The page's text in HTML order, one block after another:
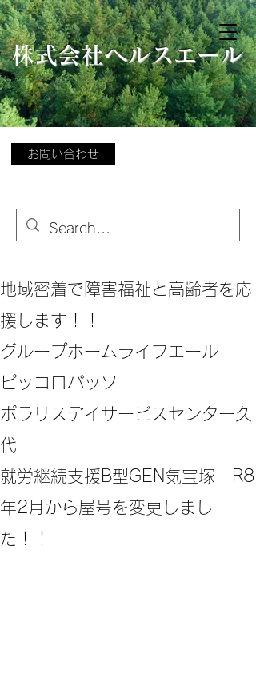
​株式会社ヘルスエール
お問い合わせ
地域密着で障害福祉と高齢者を応
援します！！
グループホームライフエール
ピッコロパッソ
ポラリスデイサービスセンター久
代
​就労継続支援B型GEN気宝塚 R8
年2月から屋号を変更しまし
た！！